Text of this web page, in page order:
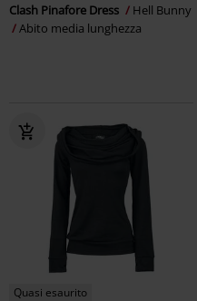
Clash Pinafore Dress
Hell Bunny
Abito media lunghezza
Quasi esaurito